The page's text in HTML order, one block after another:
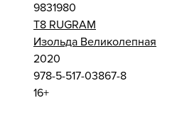
9831980
Т8 RUGRAM
Изольда Великолепная
2020
978-5-517-03867-8
16+